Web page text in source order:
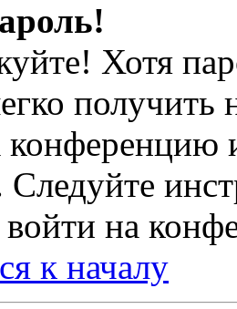
Хотя
получить
Следуйте
на
к началу